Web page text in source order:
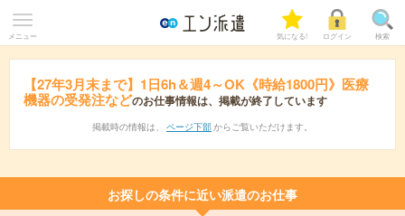
メニュー 気になる! ログイン 検索
【27年3月末まで】1日6h＆週4～OK《時給1800円》医療
機器の受発注などのお仕事情報は、掲載が終了しています
掲載時の情報は、 ページ下部 からご覧いただけます。
お探しの条件に近い派遣のお仕事